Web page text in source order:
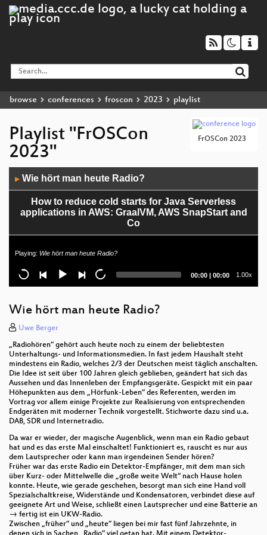
browse conferences froscon 2023 playlist
FrOSCon 2023
Playlist "FrOSCon
2023"
Player
▶ Wie hört man heute Radio?
How to reduce cold starts for Java Serverless
applications in AWS: GraalVM, AWS SnapStart and
Co
Oxidizing the Arch Linux packaging infrastructure
Haralds Basteleien
"Früher oder später erwisch ich euch alle!"
openSUSE Jeopardy
State of the Union: Das Open-Source Jahr 2023
The PHP Stack’s Supply Chain
Open-Source-ERP kivitendo im Einsatz bei KIX
Linux Host Security
Satisfiability Modulo Theories
Smartes Smart Home mit Home Assistant
Jetzt bin ich Engineering Manager
Playing: Wie hört man heute Radio?
Current
00:00 | Total
00:00 1.00x
Wie hört man heute Radio?
Uwe Berger
„Radiohören“ gehört auch heute noch zu einem der beliebtesten
Unterhaltungs- und Informationsmedien. In fast jedem Haushalt steht
mindestens ein Radio, welches 2/3 der Deutschen meist täglich anschalten.
Die Idee ist seit über 100 Jahren gleich geblieben, geändert hat sich das
Aussehen und das Innenleben der Empfangsgeräte. Gespickt mit ein paar
Höhepunkten aus dem „Hörfunk-Leben“ des Referenten, werden im
Vortrag vor allem einige Projekte zur Realisierung von entsprechenden
Endgeräten mit moderner Technik vorgestellt. Stichworte dazu sind u.a.
DAB, SDR und Internetradio.
Da war er wieder, der magische Augenblick, wenn man ein Radio gebaut
hat und es das erste Mal einschaltet! Funktioniert es, rauscht es nur aus
dem Lautsprecher oder kann man irgendeinen Sender hören?
Früher war das erste Radio ein Detektor-Empfänger, mit dem man sich
über Kurz- oder Mittelwelle die „große weite Welt“ nach Hause holen
konnte. Heute, wie gerade geschehen, besorgt man sich eine Hand voll
Spezialschaltkreise, Widerstände und Kondensatoren, verbindet diese auf
geeignete Art und Weise, schließt einen Lautsprecher und eine Batterie an
→ fertig ist ein UKW-Radio.
Zwischen „früher“ und „heute“ liegen bei mir fast fünf Jahrzehnte, in